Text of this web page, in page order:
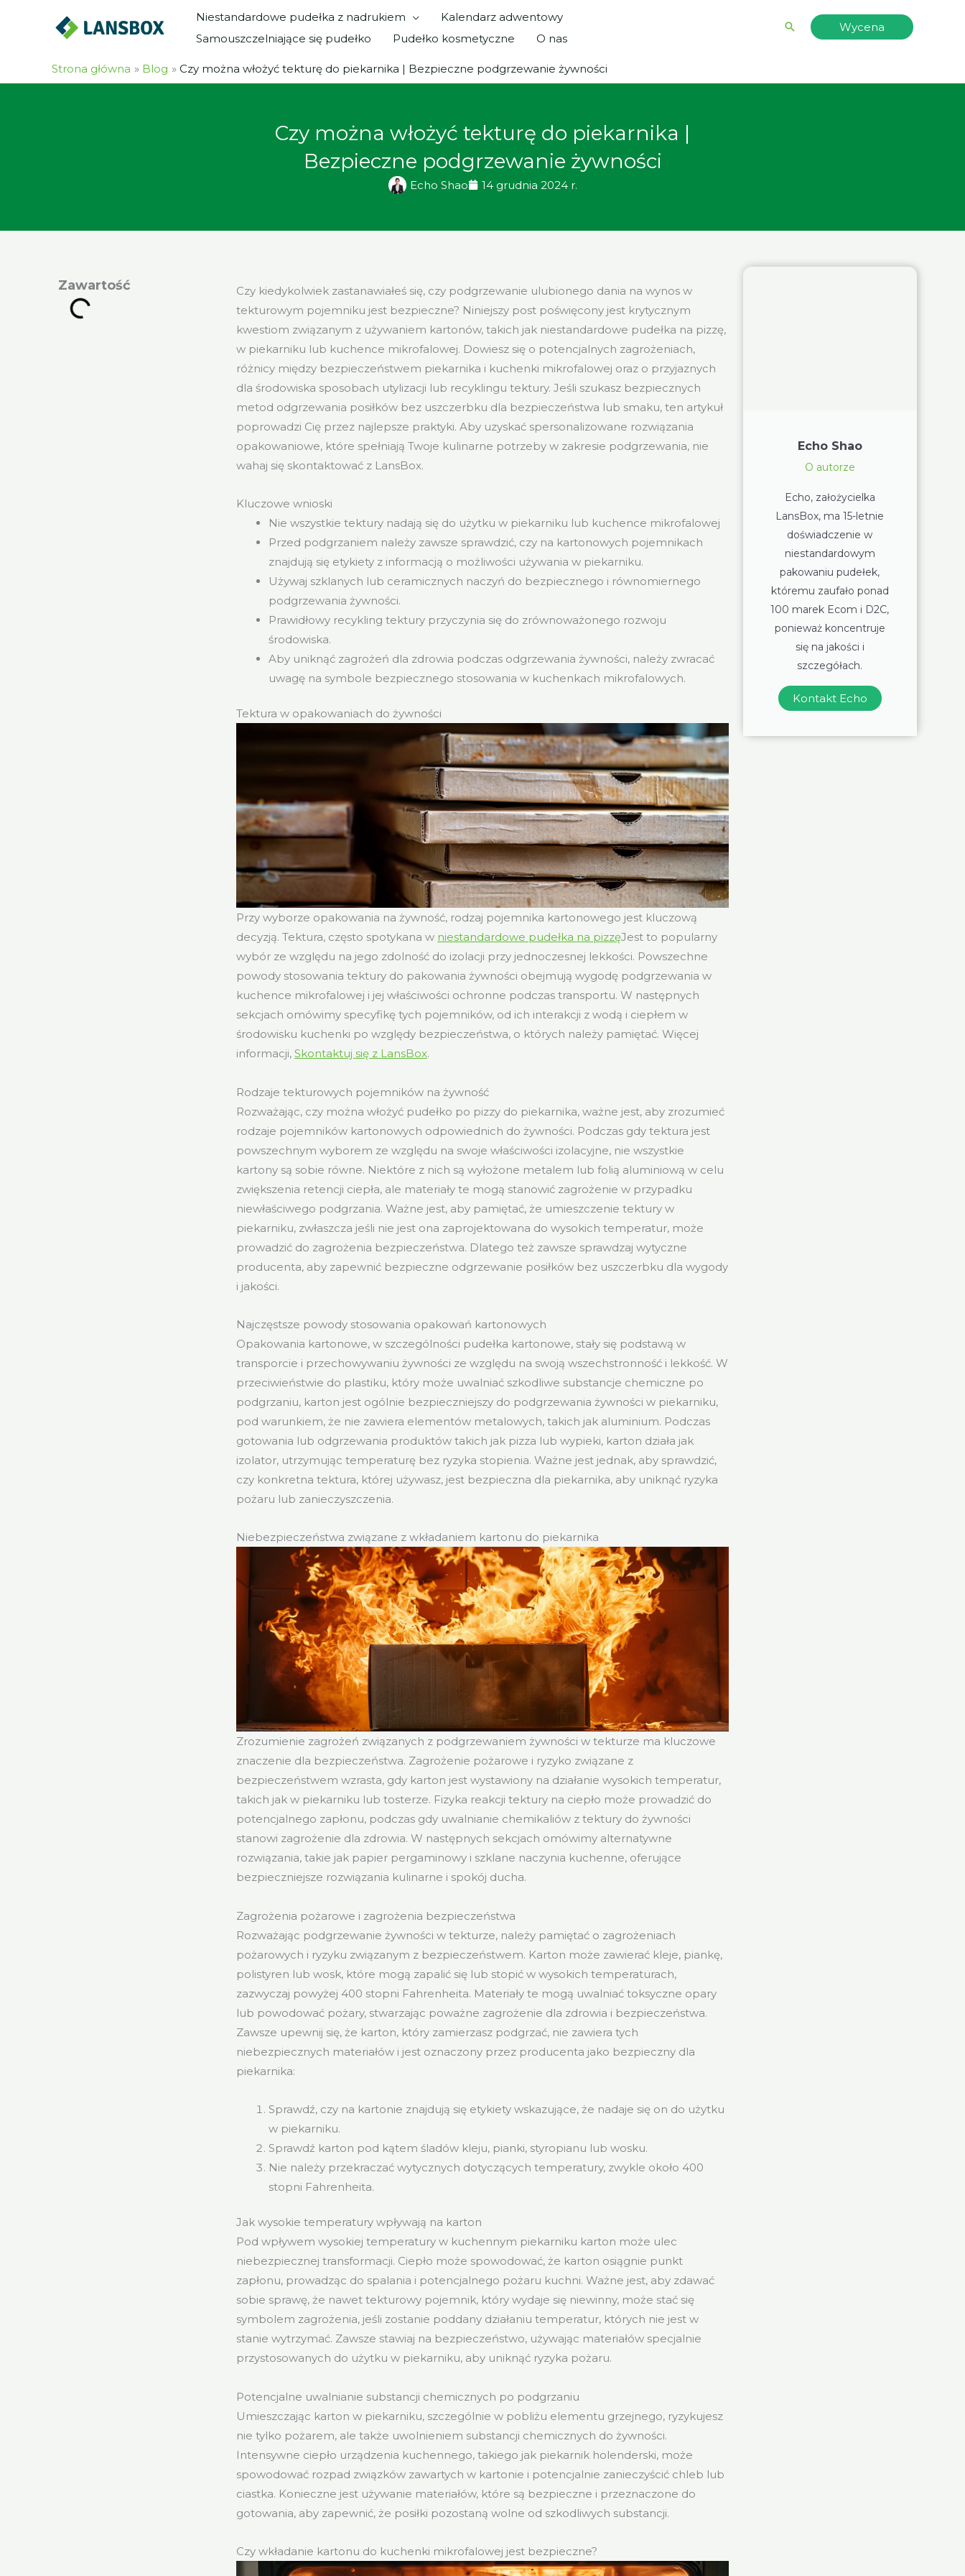
Niestandardowe pudełka z nadrukiem
Kalendarz adwentowy
Samouszczelniające się pudełko
Pudełko kosmetyczne O nas
Wyszukiwanie
Wycena
Strona główna Blog Czy można włożyć tekturę do piekarnika | Bezpieczne podgrzewanie żywności
Czy można włożyć tekturę do piekarnika |
Bezpieczne podgrzewanie żywności
Echo Shao 14 grudnia 2024 r.
Zawartość
Czy kiedykolwiek zastanawiałeś się, czy podgrzewanie ulubionego dania na wynos w
tekturowym pojemniku jest bezpieczne? Niniejszy post poświęcony jest krytycznym
kwestiom związanym z używaniem kartonów, takich jak niestandardowe pudełka na pizzę,
w piekarniku lub kuchence mikrofalowej. Dowiesz się o potencjalnych zagrożeniach,
różnicy między bezpieczeństwem piekarnika i kuchenki mikrofalowej oraz o przyjaznych
dla środowiska sposobach utylizacji lub recyklingu tektury. Jeśli szukasz bezpiecznych
metod odgrzewania posiłków bez uszczerbku dla bezpieczeństwa lub smaku, ten artykuł
poprowadzi Cię przez najlepsze praktyki. Aby uzyskać spersonalizowane rozwiązania
opakowaniowe, które spełniają Twoje kulinarne potrzeby w zakresie podgrzewania, nie
wahaj się skontaktować z LansBox.
Kluczowe wnioski
Nie wszystkie tektury nadają się do użytku w piekarniku lub kuchence mikrofalowej
Przed podgrzaniem należy zawsze sprawdzić, czy na kartonowych pojemnikach
znajdują się etykiety z informacją o możliwości używania w piekarniku.
Używaj szklanych lub ceramicznych naczyń do bezpiecznego i równomiernego
podgrzewania żywności.
Prawidłowy recykling tektury przyczynia się do zrównoważonego rozwoju
środowiska.
Aby uniknąć zagrożeń dla zdrowia podczas odgrzewania żywności, należy zwracać
uwagę na symbole bezpiecznego stosowania w kuchenkach mikrofalowych.
Tektura w opakowaniach do żywności
Przy wyborze opakowania na żywność, rodzaj pojemnika kartonowego jest kluczową
decyzją. Tektura, często spotykana w niestandardowe pudełka na pizzęJest to popularny
wybór ze względu na jego zdolność do izolacji przy jednoczesnej lekkości. Powszechne
powody stosowania tektury do pakowania żywności obejmują wygodę podgrzewania w
kuchence mikrofalowej i jej właściwości ochronne podczas transportu. W następnych
sekcjach omówimy specyfikę tych pojemników, od ich interakcji z wodą i ciepłem w
środowisku kuchenki po względy bezpieczeństwa, o których należy pamiętać. Więcej
informacji,Skontaktuj się z LansBox.
Rodzaje tekturowych pojemników na żywność
Rozważając, czy można włożyć pudełko po pizzy do piekarnika, ważne jest, aby zrozumieć
rodzaje pojemników kartonowych odpowiednich do żywności. Podczas gdy tektura jest
powszechnym wyborem ze względu na swoje właściwości izolacyjne, nie wszystkie
kartony są sobie równe. Niektóre z nich są wyłożone metalem lub folią aluminiową w celu
zwiększenia retencji ciepła, ale materiały te mogą stanowić zagrożenie w przypadku
niewłaściwego podgrzania. Ważne jest, aby pamiętać, że umieszczenie tektury w
piekarniku, zwłaszcza jeśli nie jest ona zaprojektowana do wysokich temperatur, może
prowadzić do zagrożenia bezpieczeństwa. Dlatego też zawsze sprawdzaj wytyczne
producenta, aby zapewnić bezpieczne odgrzewanie posiłków bez uszczerbku dla wygody
i jakości.
Najczęstsze powody stosowania opakowań kartonowych
Opakowania kartonowe, w szczególności pudełka kartonowe, stały się podstawą w
transporcie i przechowywaniu żywności ze względu na swoją wszechstronność i lekkość. W
przeciwieństwie do plastiku, który może uwalniać szkodliwe substancje chemiczne po
podgrzaniu, karton jest ogólnie bezpieczniejszy do podgrzewania żywności w piekarniku,
pod warunkiem, że nie zawiera elementów metalowych, takich jak aluminium. Podczas
gotowania lub odgrzewania produktów takich jak pizza lub wypieki, karton działa jak
izolator, utrzymując temperaturę bez ryzyka stopienia. Ważne jest jednak, aby sprawdzić,
czy konkretna tektura, której używasz, jest bezpieczna dla piekarnika, aby uniknąć ryzyka
pożaru lub zanieczyszczenia.
Niebezpieczeństwa związane z wkładaniem kartonu do piekarnika
Zrozumienie zagrożeń związanych z podgrzewaniem żywności w tekturze ma kluczowe
znaczenie dla bezpieczeństwa. Zagrożenie pożarowe i ryzyko związane z
bezpieczeństwem wzrasta, gdy karton jest wystawiony na działanie wysokich temperatur,
takich jak w piekarniku lub tosterze. Fizyka reakcji tektury na ciepło może prowadzić do
potencjalnego zapłonu, podczas gdy uwalnianie chemikaliów z tektury do żywności
stanowi zagrożenie dla zdrowia. W następnych sekcjach omówimy alternatywne
rozwiązania, takie jak papier pergaminowy i szklane naczynia kuchenne, oferujące
bezpieczniejsze rozwiązania kulinarne i spokój ducha.
Zagrożenia pożarowe i zagrożenia bezpieczeństwa
Rozważając podgrzewanie żywności w tekturze, należy pamiętać o zagrożeniach
pożarowych i ryzyku związanym z bezpieczeństwem. Karton może zawierać kleje, piankę,
polistyren lub wosk, które mogą zapalić się lub stopić w wysokich temperaturach,
zazwyczaj powyżej 400 stopni Fahrenheita. Materiały te mogą uwalniać toksyczne opary
lub powodować pożary, stwarzając poważne zagrożenie dla zdrowia i bezpieczeństwa.
Zawsze upewnij się, że karton, który zamierzasz podgrzać, nie zawiera tych
niebezpiecznych materiałów i jest oznaczony przez producenta jako bezpieczny dla
piekarnika:
Sprawdź, czy na kartonie znajdują się etykiety wskazujące, że nadaje się on do użytku
w piekarniku.
Sprawdź karton pod kątem śladów kleju, pianki, styropianu lub wosku.
Nie należy przekraczać wytycznych dotyczących temperatury, zwykle około 400
stopni Fahrenheita.
Jak wysokie temperatury wpływają na karton
Pod wpływem wysokiej temperatury w kuchennym piekarniku karton może ulec
niebezpiecznej transformacji. Ciepło może spowodować, że karton osiągnie punkt
zapłonu, prowadząc do spalania i potencjalnego pożaru kuchni. Ważne jest, aby zdawać
sobie sprawę, że nawet tekturowy pojemnik, który wydaje się niewinny, może stać się
symbolem zagrożenia, jeśli zostanie poddany działaniu temperatur, których nie jest w
stanie wytrzymać. Zawsze stawiaj na bezpieczeństwo, używając materiałów specjalnie
przystosowanych do użytku w piekarniku, aby uniknąć ryzyka pożaru.
Potencjalne uwalnianie substancji chemicznych po podgrzaniu
Umieszczając karton w piekarniku, szczególnie w pobliżu elementu grzejnego, ryzykujesz
nie tylko pożarem, ale także uwolnieniem substancji chemicznych do żywności.
Intensywne ciepło urządzenia kuchennego, takiego jak piekarnik holenderski, może
spowodować rozpad związków zawartych w kartonie i potencjalnie zanieczyścić chleb lub
ciastka. Konieczne jest używanie materiałów, które są bezpieczne i przeznaczone do
gotowania, aby zapewnić, że posiłki pozostaną wolne od szkodliwych substancji.
Czy wkładanie kartonu do kuchenki mikrofalowej jest bezpieczne?
Echo Shao
O autorze
Echo, założycielka
LansBox, ma 15-letnie
doświadczenie w
niestandardowym
pakowaniu pudełek,
któremu zaufało ponad
100 marek Ecom i D2C,
ponieważ koncentruje
się na jakości i
szczegółach.
Kontakt Echo